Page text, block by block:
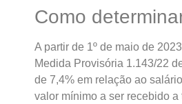
Como
A partir de 1º de maio de
Medida Provisória 1.143/22
de 7,4% em relação ao
valor mínimo a ser recebido